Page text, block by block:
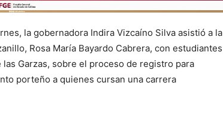
la gobernadora Indira Vizcaíno Silva asistió a la
Rosa María Bayardo Cabrera, con estudiantes
Garzas, sobre el proceso de registro para
porteño a quienes cursan una carrera